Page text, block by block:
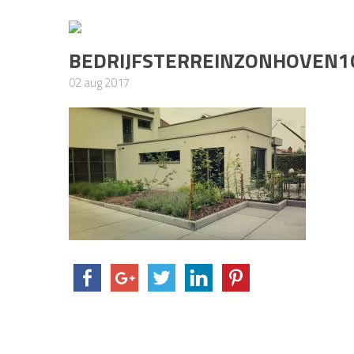
02 aug 2017